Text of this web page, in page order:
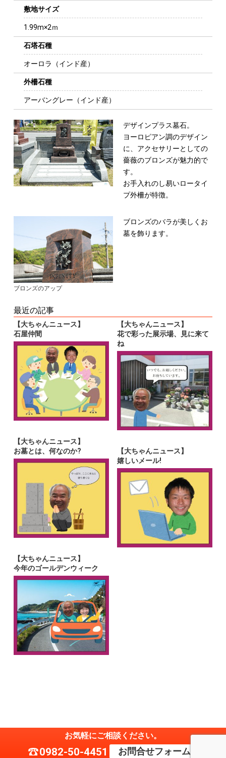
敷地サイズ
1.99m×2ｍ
石塔石種
オーロラ（インド産）
外柵石種
アーバングレー（インド産）
デザインプラス墓石。
ヨーロピアン調のデザイン
に、アクセサリーと しての
薔薇のブロンズが魅力的で
す。
お手入れのし易いロータイ
プ外柵が特徴。
ブロンズのアップ
ブロンズのバラが美しくお
墓を飾ります。
最近の記事
【大ちゃんニュース】
石屋仲間
【大ちゃんニュース】
花で彩った展示場、見に来て
ね
【大ちゃんニュース】
お墓とは、何なのか?
【大ちゃんニュース】
嬉しいメール!
【大ちゃんニュース】
今年のゴールデンウィーク
お気軽にご相談ください。
電話
0982-50-4451 お問合せフォーム